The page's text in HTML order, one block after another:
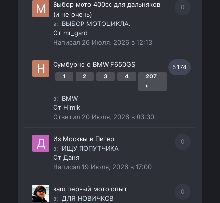
0
Выбор мото 400сс для дальняков
(и не очень)
в: ВЫБОР МОТОЦИКЛА.
От mr_gard
Написал 26 Июля, 2026 в 12:13
5 174
Сумбурно о BMW F650GS
1 2 3 4 207
в: BMW
От Himik
Ответил 20 Июля, 2026 в 03:30
0
Из Москвы в Питер
в: ИЩУ ПОПУТЧИКА
ОтДаня
Написал19 Июля, 2026 в 17:00
0
ваш первый мото опыт
в: ДЛЯ НОВИЧКОВ